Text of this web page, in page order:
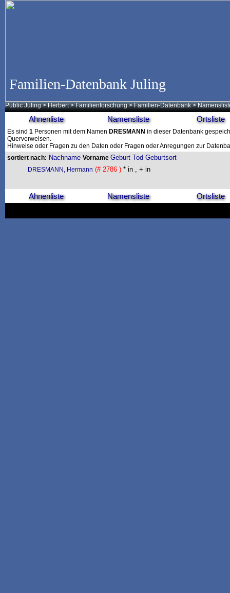
Familien-Datenbank Juling
Public Juling >Herbert >Familienforschung >Familien-Datenbank >
Ahnenliste Namensliste Ortsliste
Es sind 1 Personen mit dem Namen DRESMANN in dieser Datenbank
Querverweisen.
Hinweise oder Fragen zu den Daten oder Fragen oder Anregungen zur
sortiert nach: Nachname Vorname Geburt Tod Geburtsort
DRESMANN, Hermann (# 2786 ) * in , + in
Ahnenliste Namensliste Ortsliste